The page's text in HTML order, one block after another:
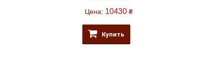
Цена: 10430 ₴
Купить